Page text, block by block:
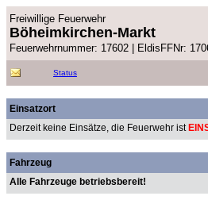
Freiwillige Feuerwehr
Böheimkirchen-Markt
Feuerwehrnummer: 17602 | EldisFFNr:
Status
Einsatzort
Derzeit keine Einsätze, die Feuerwehr ist
Fahrzeug
Alle Fahrzeuge betriebsbereit!